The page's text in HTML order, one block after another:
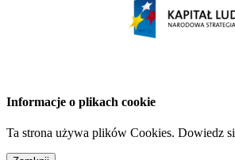
Informacje o plikach cookie
Ta strona używa plików Cookies. Dowiedz